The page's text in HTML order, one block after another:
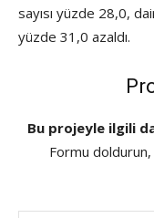
sayısı yüzde 28,0,
yüzde 31,0 azaldı.
Bu projeyle ilgili
Formu doldurun,